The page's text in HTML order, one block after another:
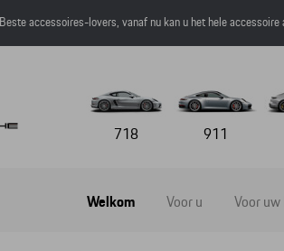
Beste accessoires-lovers, vanaf nu kan u het hele
718 911
Welkom Voor u Voor uw